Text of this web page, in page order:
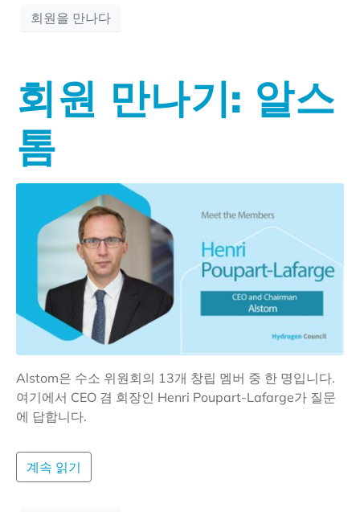
회원을 만나다
회원 만나기: 알스
톰
Alstom은 수소 위원회의 13개 창립 멤버 중 한 명입니다.
여기에서 CEO 겸 회장인 Henri Poupart-Lafarge가 질문
에 답합니다.
계속 읽기